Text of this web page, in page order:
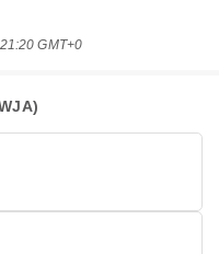
GMT+0